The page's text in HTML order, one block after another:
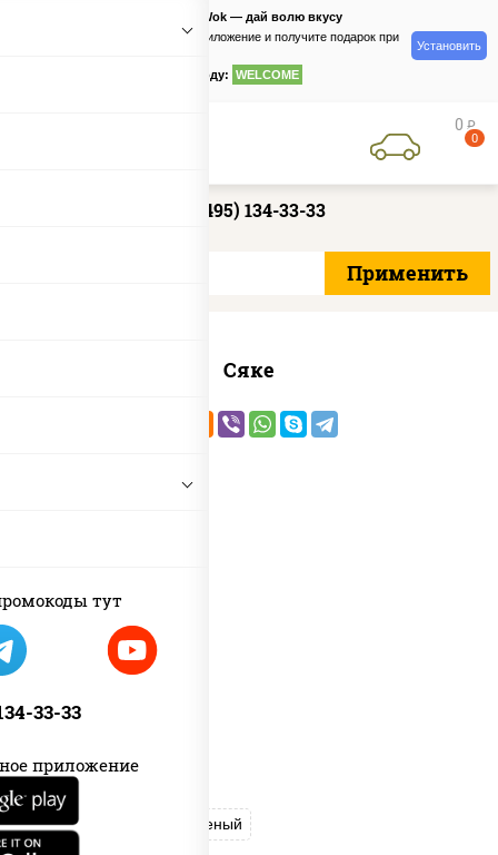
тут
33-33
приложение
PizzaSushiWok — дай волю вкусу
Скачайте приложение и получите подарок при
по промокоду: WELCOME
Установить
0 руб
0
+7 (495) 134-33-33
Сяке
рис лосось слабосоленый